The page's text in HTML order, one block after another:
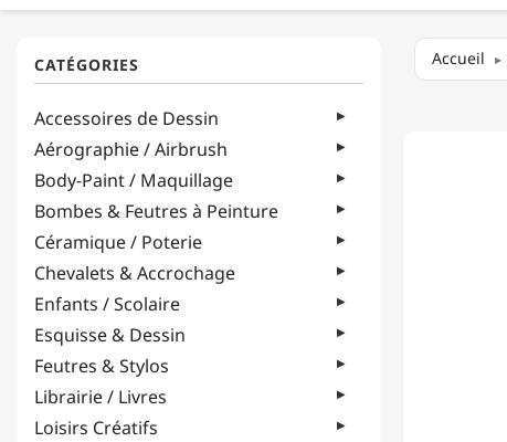
Accessoires de Dessin
Aérographie / Airbrush
Body-Paint / Maquillage
Bombes & Feutres à Peinture
Céramique / Poterie
Chevalets & Accrochage
Enfants / Scolaire
Esquisse & Dessin
Feutres & Stylos
Librairie / Livres
Loisirs Créatifs
Accueil